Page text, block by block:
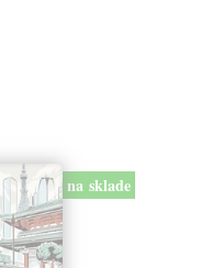
na sklade